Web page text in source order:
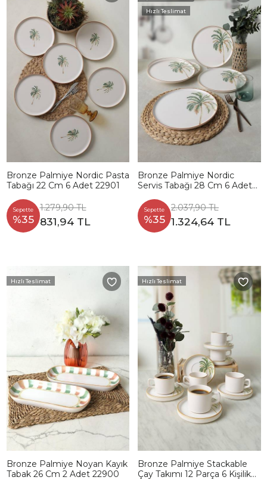
Bronze Palmiye Nordic Pasta
Tabağı 22 Cm 6 Adet 22901
Sepette
%35
1.279,90 TL
831,94 TL
Hızlı Teslimat
Bronze Palmiye Nordic
Servis Tabağı 28 Cm 6 Adet
Sepette
%35
2.037,90 TL
1.324,64 TL
Hızlı Teslimat
Bronze Palmiye Noyan Kayık
Tabak 26 Cm 2 Adet 22900
Hızlı Teslimat
Bronze Palmiye Stackable
Çay Takımı 12 Parça 6 Kişilik